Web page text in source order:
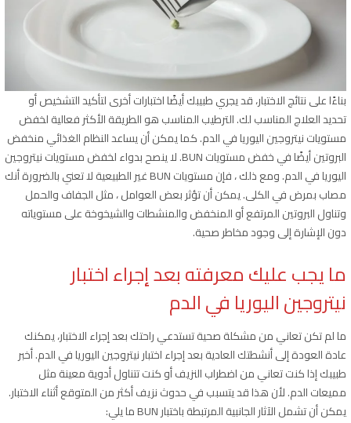
بناءًا على نتائج الاختبار، قد يجري طبيبك أيضًا اختبارات أخرى لتأكيد التشخيص أو
تحديد العلاج المناسب لك. الترطيب المناسب هو الطريقة الأكثر فعالية لخفض
مستويات نيتروجين اليوريا في الدم. كما يمكن أن يساعد النظام الغذائي منخفض
البروتين أيضًا في خفض مستويات BUN. لا ينصح بدواء لخفض مستويات نيتروجين
اليوريا في الدم. ومع ذلك ، فإن مستويات BUN غير الطبيعية لا تعني بالضرورة أنك
مصاب بمرض في الكلى. يمكن أن تؤثر بعض العوامل ، مثل الجفاف والحمل
وتناول البروتين المرتفع أو المنخفض والمنشطات والشيخوخة على مستوياته
دون الإشارة إلى وجود مخاطر صحية.
ما يجب عليك معرفته بعد إجراء اختبار
نيتروجين اليوريا في الدم
ما لم تكن تعاني من مشكلة صحية تستدعي راحتك بعد إجراء الاختبار، يمكنك
عادة العودة إلى أنشطتك العادية بعد إجراء اختبار نيتروجين اليوريا في الدم. أخبر
طبيبك إذا كنت تعاني من اضطراب النزيف أو كنت تتناول أدوية معينة مثل
مميعات الدم. لأن هذا قد يتسبب في حدوث نزيف أكثر من المتوقع أثناء الاختبار.
يمكن أن تشمل الآثار الجانبية المرتبطة باختبار BUN ما يلي: